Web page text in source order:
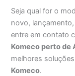
Seja qual for o
novo,
entre em contato
Komeco perto de
melhores
Komeco.